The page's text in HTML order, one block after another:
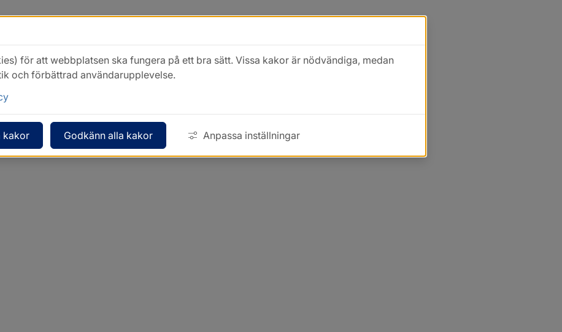
för att webbplatsen ska fungera på ett bra sätt. Vissa kakor är nödvändiga, medan
och förbättrad användarupplevelse.
kakor Godkänn alla kakor Anpassa inställningar